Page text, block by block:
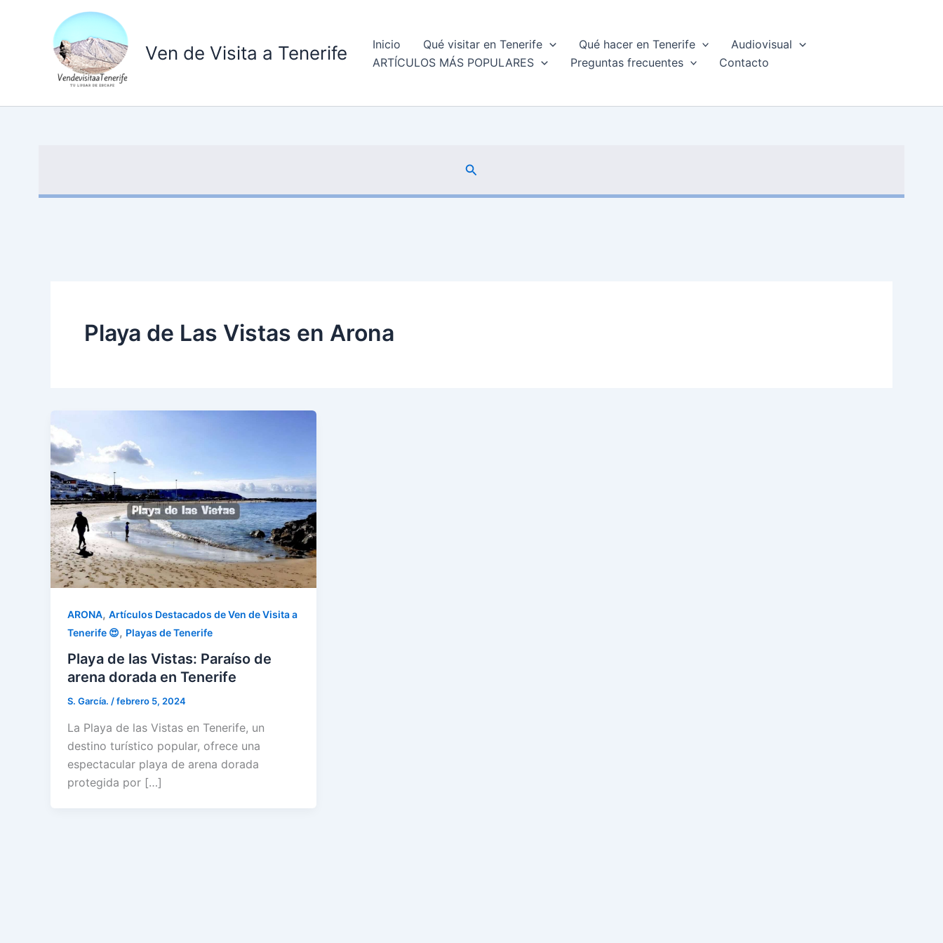
Ven de Visita a Tenerife Inicio Qué visitar en Tenerife Qué hacer en Tenerife
Audiovisual
ARTÍCULOS MÁS POPULARES
Preguntas frecuentes Contacto
Buscar
Playa de Las Vistas en Arona
ARONA, Artículos Destacados de Ven de Visita a
Tenerife 😍, Playas de Tenerife
Playa de las Vistas: Paraíso de
arena dorada en Tenerife
S. García. /febrero 5, 2024
La Playa de las Vistas en Tenerife, un
destino turístico popular, ofrece una
espectacular playa de arena dorada
protegida por […]